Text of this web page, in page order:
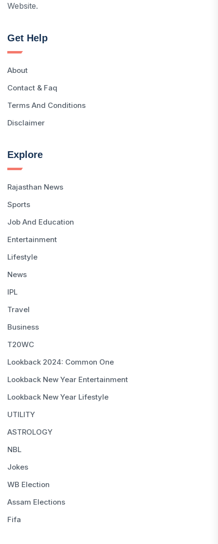
Website.
Get Help
About
Contact & Faq
Terms And Conditions
Disclaimer
Explore
Rajasthan News
Sports
Job And Education
Entertainment
Lifestyle
News
IPL
Travel
Business
T20WC
Lookback 2024: Common One
Lookback New Year Entertainment
Lookback New Year Lifestyle
UTILITY
ASTROLOGY
NBL
Jokes
WB Election
Assam Elections
Fifa